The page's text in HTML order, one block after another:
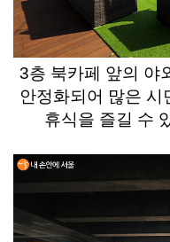
3층 북카페 앞의 야
안정화되어 많은 시
휴식을 즐길 수